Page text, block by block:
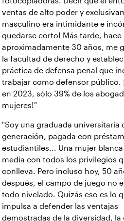
ventas de alto poder y
masculino era intimidante e
quedarse corto! Más tarde, hace
aproximadamente 30 años, me
la facultad de derecho y
práctica de defensa penal que
trabajar como defensor público.
en 2023, sólo 39% de los
mujeres!"
"Soy una graduada universitaria
generación, pagada con
estudiantiles... Una mujer blanca
media con todos los privilegios
conlleva. Pero incluso hoy, 50
después, el campo de juego no
todo nivelado. Quizás eso es lo
impulsa a defender las ventajas
demostradas de la diversidad, la